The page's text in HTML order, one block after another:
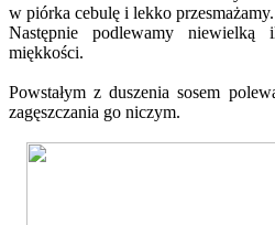
w piórka cebulę i lekko przesmażamy.
Następnie podlewamy
miękkości.
Powstałym z duszenia sosem
zagęszczania go niczym.